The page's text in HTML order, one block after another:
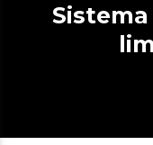
Sistema 4 em 1 para uma